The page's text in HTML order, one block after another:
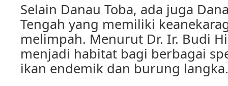
Selain Danau Toba, ada juga
Tengah yang memiliki
melimpah. Menurut Dr. Ir. Budi
menjadi habitat bagi berbagai
ikan endemik dan burung